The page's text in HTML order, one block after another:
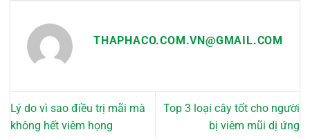
THAPHACO.COM.VN@GMAIL.COM
Lý do vì sao điều trị mãi mà
không hết viêm họng
Top 3 loại cây tốt cho người
bị viêm mũi dị ứng